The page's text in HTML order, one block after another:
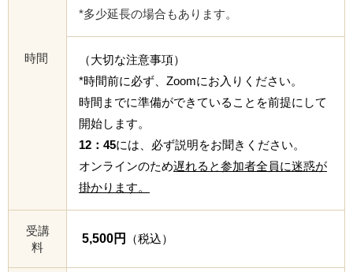
時間
*多少延長の場合もあります。
（大切な注意事項）
*時間前に必ず、Zoomにお入りください。
時間までに準備ができていることを前提にして
開始します。
12：45には、必ず説明をお聞きください。
オンラインのため遅れると参加者全員に迷惑が
掛かります。
受講
料
5,500円 （税込）